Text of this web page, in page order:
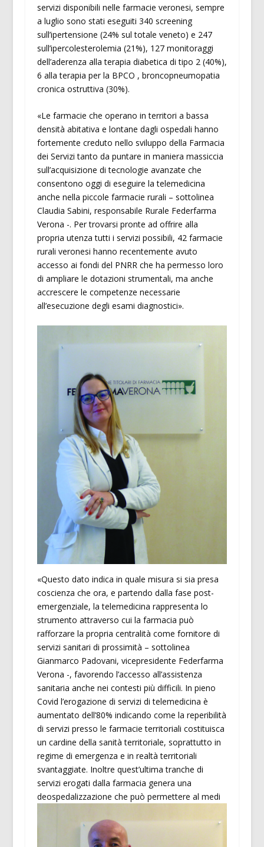
servizi disponibili nelle farmacie veronesi, sempre
a luglio sono stati eseguiti 340 screening
sull’ipertensione (24% sul totale veneto) e 247
sull’ipercolesterolemia (21%), 127 monitoraggi
dell’aderenza alla terapia diabetica di tipo 2 (40%),
6 alla terapia per la BPCO , broncopneumopatia
cronica ostruttiva (30%).
«Le farmacie che operano in territori a bassa
densità abitativa e lontane dagli ospedali hanno
fortemente creduto nello sviluppo della Farmacia
dei Servizi tanto da puntare in maniera massiccia
sull’acquisizione di tecnologie avanzate che
consentono oggi di eseguire la telemedicina
anche nella piccole farmacie rurali – sottolinea
Claudia Sabini, responsabile Rurale Federfarma
Verona -. Per trovarsi pronte ad offrire alla
propria utenza tutti i servizi possibili, 42 farmacie
rurali veronesi hanno recentemente avuto
accesso ai fondi del PNRR che ha permesso loro
di ampliare le dotazioni strumentali, ma anche
accrescere le competenze necessarie
all’esecuzione degli esami diagnostici».
«Questo dato indica in quale misura si sia presa
coscienza che ora, e partendo dalla fase post-
emergenziale, la telemedicina rappresenta lo
strumento attraverso cui la farmacia può
rafforzare la propria centralità come fornitore di
servizi sanitari di prossimità – sottolinea
Gianmarco Padovani, vicepresidente Federfarma
Verona -, favorendo l’accesso all’assistenza
sanitaria anche nei contesti più difficili. In pieno
Covid l’erogazione di servizi di telemedicina è
aumentato dell’80% indicando come la reperibilità
di servizi presso le farmacie territoriali costituisca
un cardine della sanità territoriale, soprattutto in
regime di emergenza e in realtà territoriali
svantaggiate. Inoltre quest’ultima tranche di
servizi erogati dalla farmacia genera una
deospedalizzazione che può permettere al medi